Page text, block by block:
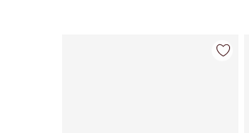
Article 1 sur 86